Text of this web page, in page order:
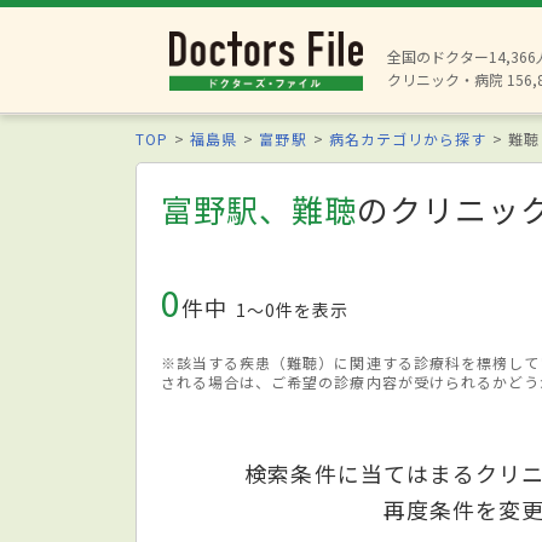
全国のドクター14,366
クリニック・病院
TOP 福島県 富野駅 病名カテゴリから探す 難
富野駅、難聴のクリニッ
0件中 1〜0件を表示
※該当する疾患（難聴）に関連する診療科を標榜し
される場合は、ご希望の診療内容が受けられるかど
検索条件に当てはまるクリ
再度条件を変